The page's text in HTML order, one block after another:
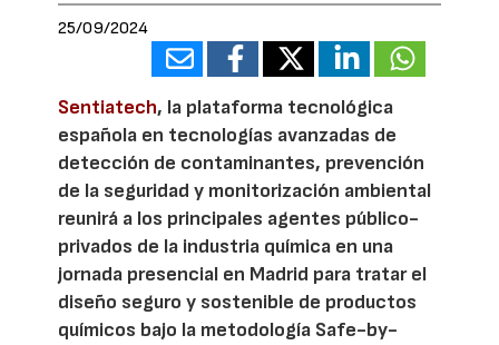
25/09/2024
Sentiatech, la plataforma tecnológica
española en tecnologías avanzadas de
detección de contaminantes, prevención
de la seguridad y monitorización ambiental
reunirá a los principales agentes público-
privados de la industria química en una
jornada presencial en Madrid para tratar el
diseño seguro y sostenible de productos
químicos bajo la metodología Safe-by-